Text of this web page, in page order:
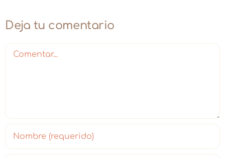
Deja tu comentario
Comentar